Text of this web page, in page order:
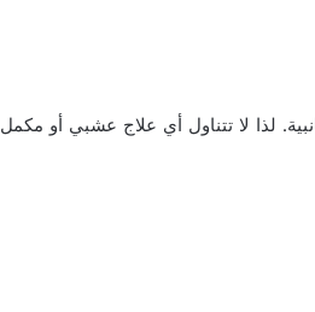
لذا لا تتناول أي علاج عشبي أو مكمل